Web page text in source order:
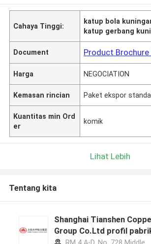
Cahaya Tinggi:
katup bola
katup gerbang
Document Product Brochure
Harga NEGOCIATION
Kemasan rincian Paket ekspor
Kuantitas min Ord
er
komik
Lihat Lebih
Tentang kita
Shanghai Tianshen
Group Co.Ltd profil